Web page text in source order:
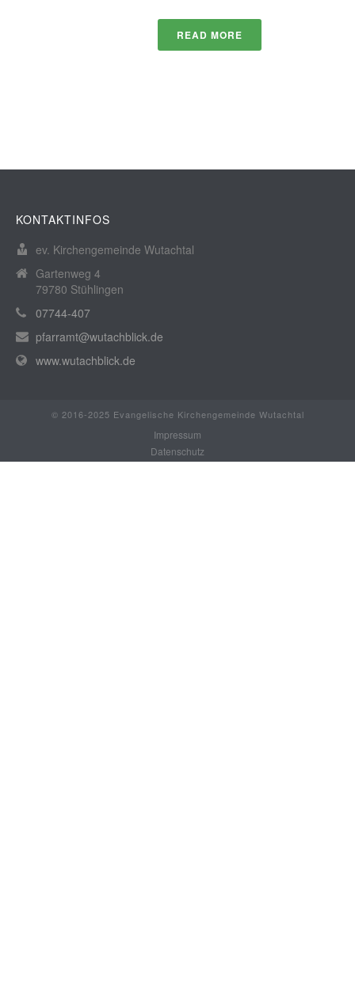
READ MORE
KONTAKTINFOS
ev. Kirchengemeinde Wutachtal
Gartenweg 4
79780 Stühlingen
07744-407
pfarramt@wutachblick.de
www.wutachblick.de
© 2016-2025 Evangelische Kirchengemeinde Wutachtal
Impressum
Datenschutz